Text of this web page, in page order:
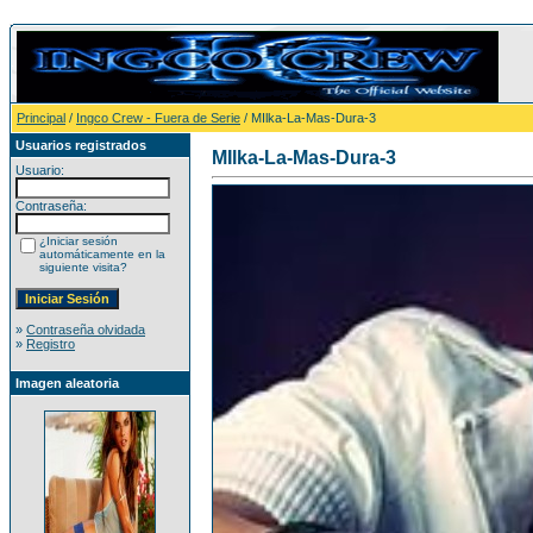
Principal / Ingco Crew - Fuera de Serie / MIlka-La-Mas-Dura-3
Usuarios registrados
Usuario:
Contraseña:
¿Iniciar sesión
automáticamente en la
siguiente visita?
» Contraseña olvidada
» Registro
Imagen aleatoria
MIlka-La-Mas-Dura-3